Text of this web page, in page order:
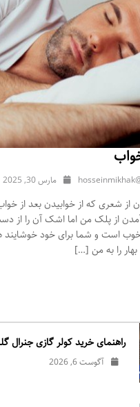
مارس 30, 2025
از شعری که از خوابیدن بعد از
از پلک من اما اشک آن را از
است و شما برای خود خوشایند
را به من […]
راهنمای خرید کولر گازی جنرال‌ گلد
آگوست 6, 2026